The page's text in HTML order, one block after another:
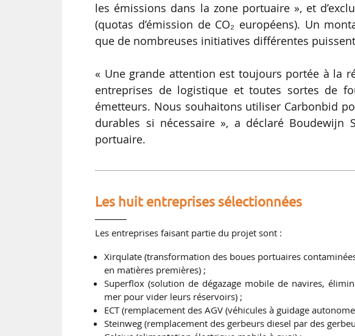
les émissions dans la zone portuaire », et
(quotas d’émission de CO₂ européens). Un
que de nombreuses initiatives différentes
« Une grande attention est toujours portée à la
entreprises de logistique et toutes sortes de
émetteurs. Nous souhaitons utiliser Carbonbid
durables si nécessaire », a déclaré Boudewijn
portuaire.
Les huit entreprises sélectionnées
Les entreprises faisant partie du projet sont :
Xirqulate (transformation des boues portuaires
en matières premières) ;
Superflox (solution de dégazage mobile de navires,
mer pour vider leurs réservoirs) ;
ECT (remplacement des AGV (véhicules à guidage
Steinweg (remplacement des gerbeurs diesel par des